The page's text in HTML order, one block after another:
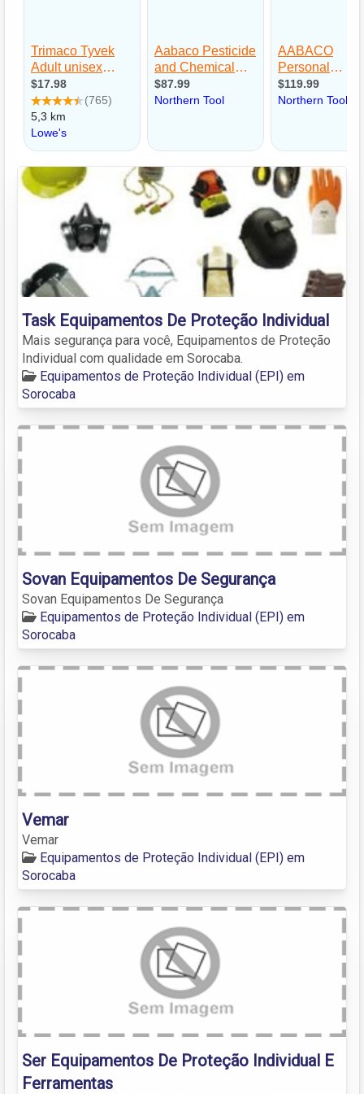
Task Equipamentos De Proteção Individual
Mais segurança para você, Equipamentos de Proteção
Individual com qualidade em Sorocaba.
Equipamentos de Proteção Individual (EPI) em
Sorocaba
Sovan Equipamentos De Segurança
Sovan Equipamentos De Segurança
Equipamentos de Proteção Individual (EPI) em
Sorocaba
Vemar
Vemar
Equipamentos de Proteção Individual (EPI) em
Sorocaba
Ser Equipamentos De Proteção Individual E
Ferramentas